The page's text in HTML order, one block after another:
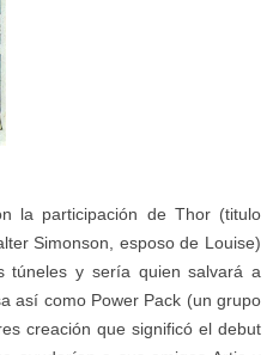
la participación de Thor (titulo
Simonson, esposo de Louise)
túneles y sería quien salvará a
así como Power Pack (un grupo
creación que significó el debut